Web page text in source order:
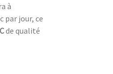
à
par jour, ce
de qualité